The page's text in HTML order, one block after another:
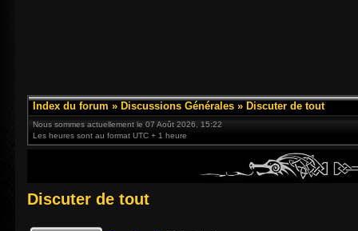
Index du forum » Discussions Générales » Discuter de tout
Nous sommes actuellement le 07 Août 2026, 15:22
Les heures sont au format UTC + 1 heure
Discuter de tout